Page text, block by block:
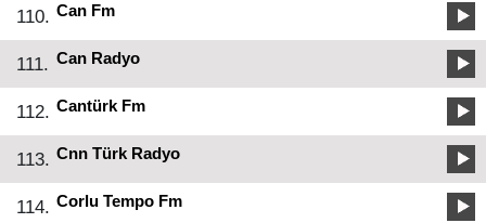
110. Can Fm
111. Can Radyo
112. Cantürk Fm
113. Cnn Türk Radyo
114. Corlu Tempo Fm